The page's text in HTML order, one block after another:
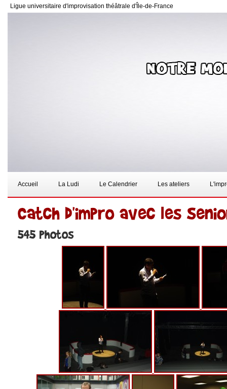
Ligue universitaire d'improvisation théâtrale d'Île-de-France
Accueil La Ludi Le Calendrier Les ateliers